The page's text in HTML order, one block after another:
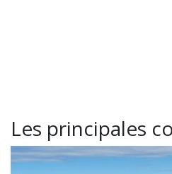
Les principales